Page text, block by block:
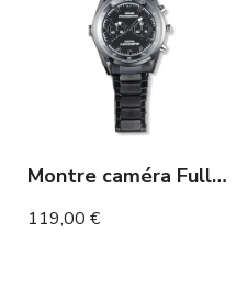
Montre caméra Full HD avec vision nocturne 120 minutes
119,00 €